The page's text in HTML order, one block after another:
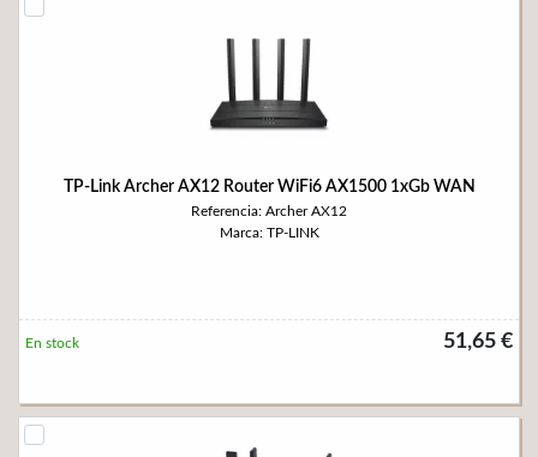
TP-Link Archer AX12 Router WiFi6 AX1500 1xGb WAN
Referencia: Archer AX12
Marca: TP-LINK
51,65 €
En stock